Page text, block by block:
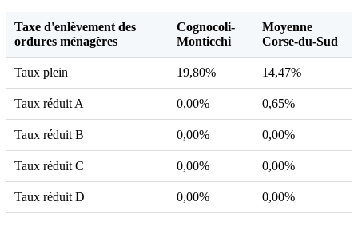
Taxe d'enlèvement des
ordures ménagères
Cognocoli-
Monticchi
Moyenne
Corse-du-Sud
Taux plein 19,80% 14,47%
Taux réduit A 0,00% 0,65%
Taux réduit B 0,00% 0,00%
Taux réduit C 0,00% 0,00%
Taux réduit D 0,00% 0,00%